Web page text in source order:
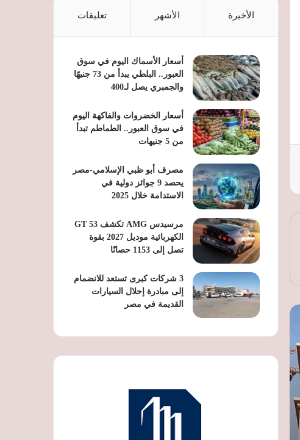
الأخيرة الأشهر تعليقات
أسعار الأسماك اليوم في سوق
العبور.. البلطي يبدأ من 73 جنيهًا
والجمبري يصل لـ400
أسعار الخضروات والفاكهة اليوم
في سوق العبور.. الطماطم تبدأ
من 5 جنيهات
مصرف أبو ظبي الإسلامي-مصر
يحصد 9 جوائز دولية في
الاستدامة خلال 2025
مرسيدس AMG تكشف GT 53
الكهربائية موديل 2027 بقوة
تصل إلى 1153 حصانًا
3 شركات كبرى تستعد للانضمام
إلى مبادرة إحلال السيارات
القديمة في مصر